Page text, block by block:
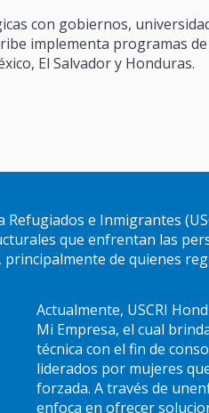
con gobiernos,
implementa programas
El Salvador y Honduras.
e Inmigrantes
que enfrentan las
de quienes
Actualmente, USCRI
Mi Empresa, el cual
técnica con el fin de
liderados por mujeres
forzada. A través de
enfoca en ofrecer